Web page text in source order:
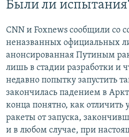
Были ли
CNN и Foxnews сообщили со
неназванных официальных
анонсированная Путиным
лишь в стадии разработки и
недавно попытку запустить
закончилась падением в
конца понятно, как отличить
ракеты от запуска,
и в любом случае, при